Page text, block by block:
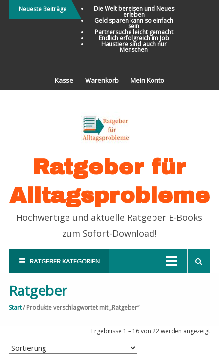
Direkt
zum
Neueste Beiträge Die Welt bereisen und Neues
erleben
Geld sparen kann so einfach
sein
Partnersuche leicht gemacht
Endlich erfolgreich im Job
Haustiere sind auch nur
Menschen
Kasse Warenkorb Mein Konto
Ratgeber für
Alltagsprobleme
Hochwertige und aktuelle Ratgeber E-Books
zum Sofort-Download!
RATGEBER KATEGORIEN
Ratgeber
Start/ Produkte verschlagwortet mit „Ratgeber“
Ergebnisse 1 – 16 von 22 werden angezeigt